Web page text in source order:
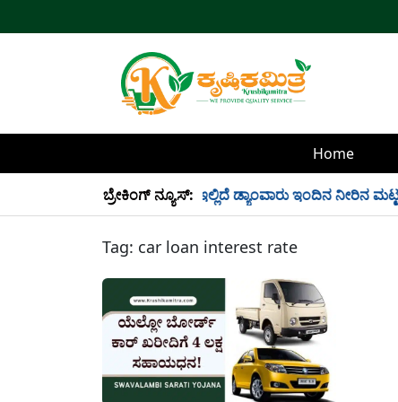
Home
ಬ್ರೇಕಿಂಗ್ ನ್ಯೂಸ್:
34 TMC ನೀರು ಸಂಗ್ರಹ! ಇಲ್ಲಿದೆ ಡ್ಯಾಂವಾರು ಇಂದಿನ ನೀರಿನ ಮಟ್ಟ!
Tag: car loan interest rate